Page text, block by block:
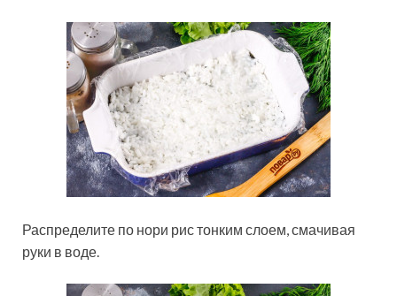
Распределите по нори рис тонким слоем, смачивая
руки в воде.